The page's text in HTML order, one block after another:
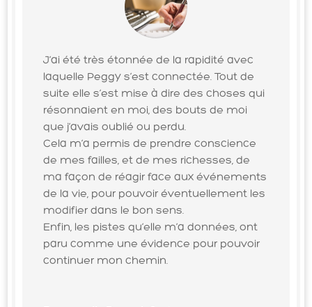
J’ai été très étonnée de la rapidité avec
laquelle Peggy s’est connectée. Tout de
suite elle s’est mise à dire des choses qui
résonnaient en moi, des bouts de moi
que j’avais oublié ou perdu.
Cela m’a permis de prendre conscience
de mes failles, et de mes richesses, de
ma façon de réagir face aux événements
de la vie, pour pouvoir éventuellement les
modifier dans le bon sens.
Enfin, les pistes qu’elle m’a données, ont
paru comme une évidence pour pouvoir
continuer mon chemin.